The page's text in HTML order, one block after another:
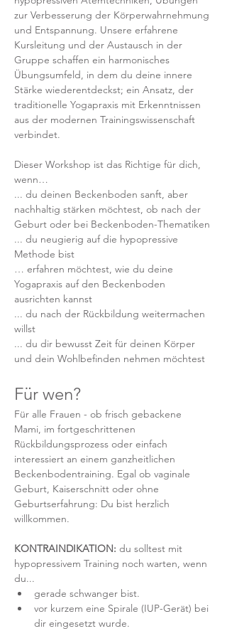
zur Verbesserung der Körperwahrnehmung
und Entspannung. Unsere erfahrene
Kursleitung und der Austausch in der
Gruppe schaffen ein harmonisches
Übungsumfeld, in dem du deine innere
Stärke wiederentdeckst; ein Ansatz, der
traditionelle Yogapraxis mit Erkenntnissen
aus der modernen Trainingswissenschaft
verbindet.
Dieser Workshop ist das Richtige für dich,
wenn…
... du deinen Beckenboden sanft, aber
nachhaltig stärken möchtest, ob nach der
Geburt oder bei Beckenboden-Thematiken
... du neugierig auf die hypopressive
Methode bist
… erfahren möchtest, wie du deine
Yogapraxis auf den Beckenboden
ausrichten kannst
... du nach der Rückbildung weitermachen
willst
... du dir bewusst Zeit für deinen Körper
und dein Wohlbefinden nehmen möchtest
Für wen?
Für alle Frauen - ob frisch gebackene
Mami, im fortgeschrittenen
Rückbildungsprozess oder einfach
interessiert an einem ganzheitlichen
Beckenbodentraining. Egal ob vaginale
Geburt, Kaiserschnitt oder ohne
Geburtserfahrung: Du bist herzlich
willkommen.
KONTRAINDIKATION: du solltest mit
hypopressivem Training noch warten, wenn
du...
gerade schwanger bist.
vor kurzem eine Spirale (IUP-Gerät) bei
dir eingesetzt wurde.